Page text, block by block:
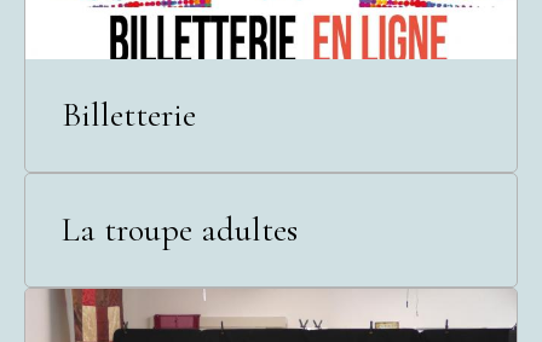
Billetterie
La troupe adultes